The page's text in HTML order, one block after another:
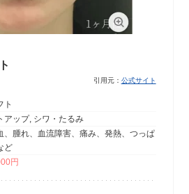
引用元： 公式サイト
ト
アップ, シワ・たるみ
、腫れ、血流障害、痛み、発熱、つっぱ
ど
円